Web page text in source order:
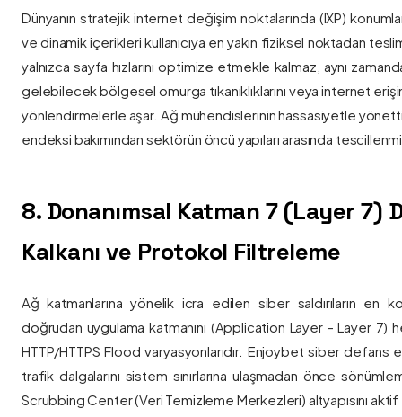
Dünyanın stratejik internet değişim noktalarında (IXP)
ve dinamik içerikleri kullanıcıya en yakın fiziksel noktadan
yalnızca sayfa hızlarını optimize etmekle kalmaz, aynı
gelebilecek bölgesel omurga tıkanıklıklarını veya internet
yönlendirmelerle aşar. Ağ mühendislerinin hassasiyetle
endeksi bakımından sektörün öncü yapıları arasında
8. Donanımsal Katman 7 (Layer 7)
Kalkanı ve Protokol Filtreleme
Ağ katmanlarına yönelik icra edilen siber saldırıların en
doğrudan uygulama katmanını (Application Layer - Layer 7)
HTTP/HTTPS Flood varyasyonlarıdır. Enjoybet siber
trafik dalgalarını sistem sınırlarına ulaşmadan önce
Scrubbing Center (Veri Temizleme Merkezleri) altyapısını